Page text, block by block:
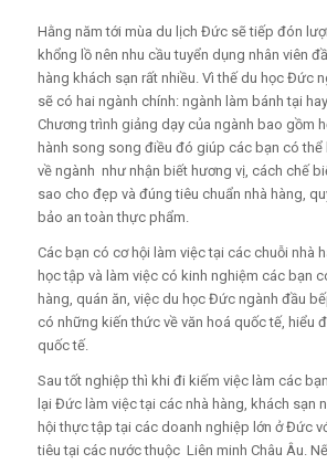
Hằng năm tới mùa du lịch Đức sẽ tiếp đón
khổng lồ nên nhu cầu tuyển dụng nhân viên
hàng khách sạn rất nhiều. Vì thế du học Đức
sẽ có hai ngành chính: ngành làm bánh tại
Chương trình giảng dạy của ngành bao gồm
hành song song điều đó giúp các bạn có thể
về ngành như nhận biết hương vị, cách chế
sao cho đẹp và đúng tiêu chuẩn nhà hàng,
bảo an toàn thực phẩm.
Các bạn có cơ hội làm việc tại các chuỗi nhà
học tập và làm việc có kinh nghiệm các bạn
hàng, quán ăn, việc du học Đức ngành đầu
có những kiến thức về văn hoá quốc tế, hiểu
quốc tế.
Sau tốt nghiệp thì khi đi kiếm việc làm các
lại Đức làm việc tại các nhà hàng, khách sạn
hội thực tập tại các doanh nghiệp lớn ở Đức
tiêu tại các nước thuộc Liên minh Châu Âu.